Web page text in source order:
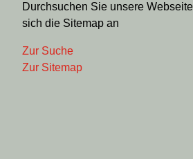
Durchsuchen Sie unsere
sich die Sitemap an
Zur Suche
Zur Sitemap